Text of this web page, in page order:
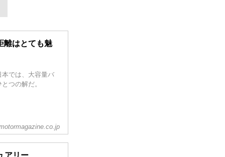
離はとても魅
では、大容量バ
つの解だ。
アリー